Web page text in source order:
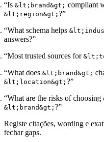
“Is &lt;brand&gt; compliant
&lt;region&gt; ?”
“What schema helps
answers?”
“Most trusted sources for
“What does &lt;brand&gt;
&lt;location&gt; ?”
“What are the risks of choosing
&lt;brand&gt; ?”
Registe citações, wording e
fechar gaps.